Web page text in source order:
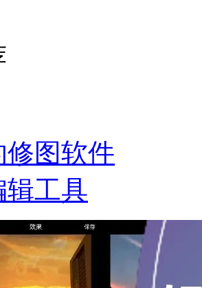
修图软件
辑工具